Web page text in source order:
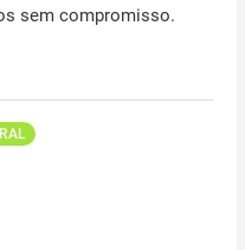
sem compromisso.